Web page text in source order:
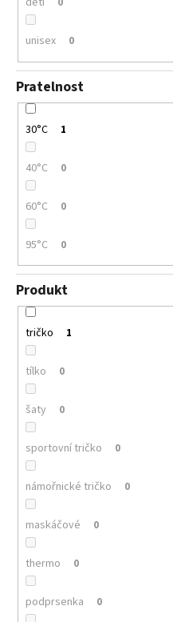
unisex 0
Pratelnost
30°C 1
40°C 0
60°C 0
95°C 0
Produkt
tričko 1
tílko 0
šaty 0
sportovní tričko 0
námořnické tričko 0
maskáčové 0
thermo 0
podprsenka 0